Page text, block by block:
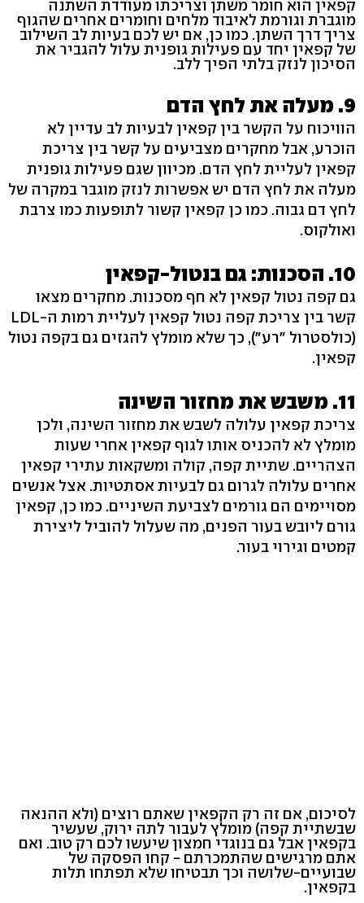
קפאין הוא חומר משתן וצריכתו מעודדת השתנה
מוגברת וגורמת לאיבוד מלחים וחומרים אחרים שהגוף
צריך דרך השתן. כמו כן, אם יש לכם בעיות לב השילוב
של קפאין יחד עם פעילות גופנית עלול להגביר את
הסיכון לנזק בלתי הפיך ללב.
9. מעלה את לחץ הדם
הוויכוח על הקשר בין קפאין לבעיות לב עדיין לא
הוכרע, אבל מחקרים מצביעים על קשר בין צריכת
קפאין לעליית לחץ הדם. מכיוון שגם פעילות גופנית
מעלה את לחץ הדם יש אפשרות לנזק מוגבר במקרה של
לחץ דם גבוה. כמו כן קפאין קשור לתופעות כמו צרבת
ואולקוס.
10. הסכנות: גם בנטול-קפאין
גם קפה נטול קפאין לא חף מסכנות. מחקרים מצאו
קשר בין צריכת קפה נטול קפאין לעליית רמות ה-LDL
(כולסטרול "רע"), כך שלא מומלץ להגזים גם בקפה נטול
קפאין.
11. משבש את מחזור השינה
צריכת קפאין עלולה לשבש את מחזור השינה, ולכן
מומלץ לא להכניס אותו לגוף קפאין אחרי שעות
הצהריים. שתיית קפה, קולה ומשקאות עתירי קפאין
אחרים עלולה לגרום גם לבעיות אסתטיות. אצל אנשים
מסויימים הם גורמים לצביעת השיניים. כמו כן, קפאין
גורם ליובש בעור הפנים, מה שעלול להוביל ליצירת
קמטים וגירוי בעור.
לסיכום, אם זה רק הקפאין שאתם רוצים (ולא ההנאה
שבשתיית קפה) מומלץ לעבור לתה ירוק, שעשיר
בקפאין אבל גם בנוגדי חמצון שיעשו לכם רק טוב. ואם
אתם מרגישים שהתמכרתם - קחו הפסקה של
שבועיים-שלושה וכך תבטיחו שלא תפתחו תלות
בקפאין.